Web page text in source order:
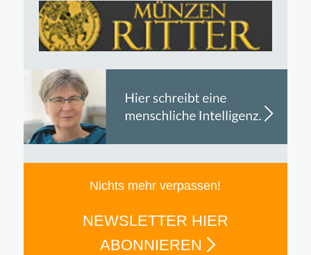
Nichts mehr verpassen!
NEWSLETTER HIER
ABONNIEREN